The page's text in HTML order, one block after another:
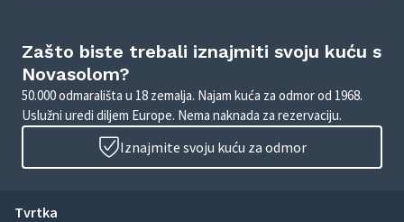
Zašto biste trebali iznajmiti svoju kuću s
Novasolom?
50.000 odmarališta u 18 zemalja. Najam kuća za odmor od 1968.
Uslužni uredi diljem Europe. Nema naknada za rezervaciju.
Iznajmite svoju kuću za odmor
Tvrtka